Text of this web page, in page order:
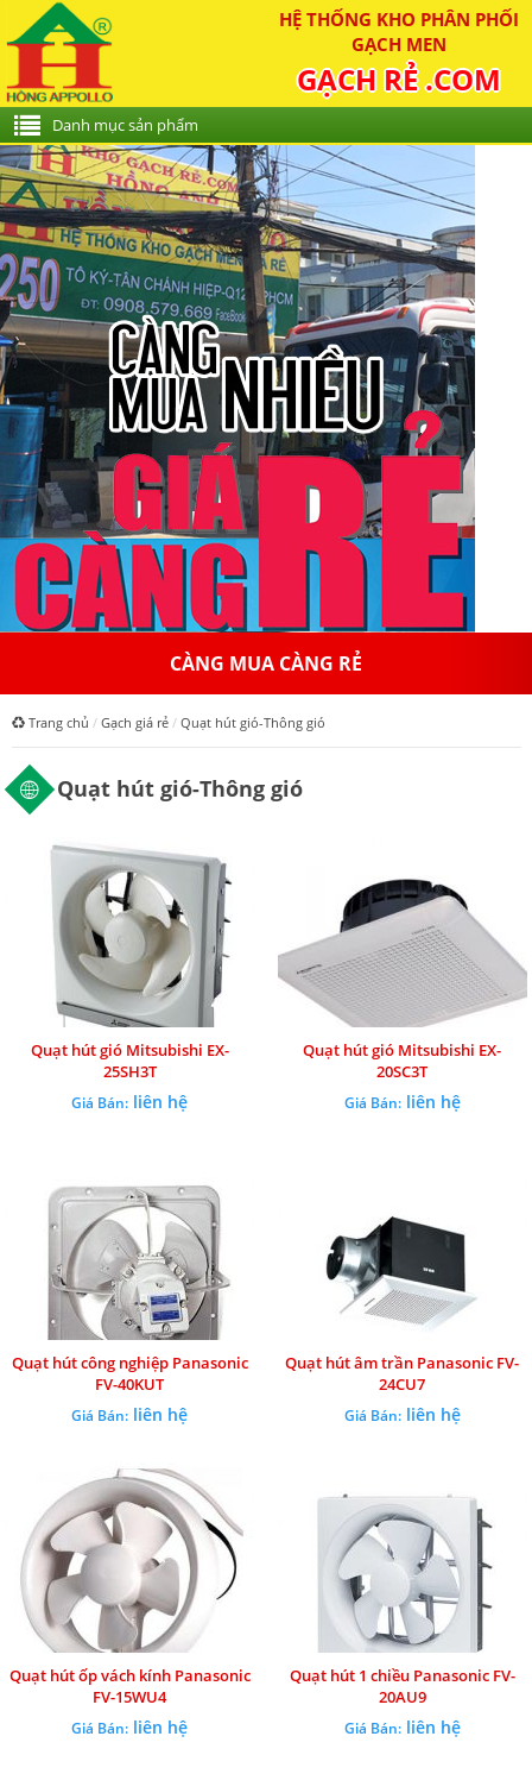
HỆ THỐNG KHO PHÂN PHỐI
GẠCH MEN
GẠCH RẺ .COM
Danh mục sản phẩm
CÀNG MUA CÀNG RẺ
Trang chủ Gạch giá rẻ Quạt hút gió-Thông gió
Quạt hút gió-Thông gió
Quạt hút gió Mitsubishi EX-
25SH3T
Giá Bán: liên hệ
Quạt hút gió Mitsubishi EX-
20SC3T
Giá Bán:liên hệ
Quạt hút công nghiệp Panasonic
FV-40KUT
Giá Bán: liên hệ
Quạt hút âm trần Panasonic FV-
24CU7
Giá Bán:liên hệ
Quạt hút ốp vách kính Panasonic
FV-15WU4
Giá Bán: liên hệ
Quạt hút 1 chiều Panasonic FV-
20AU9
Giá Bán:liên hệ